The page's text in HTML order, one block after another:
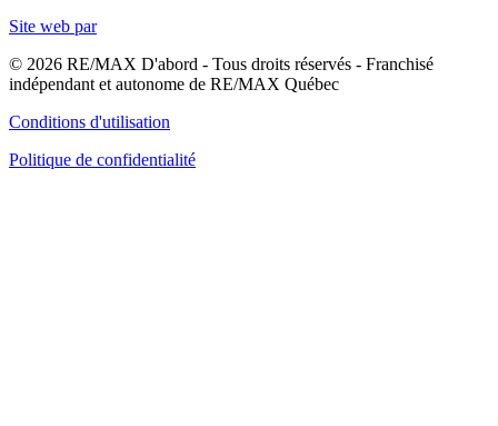
Site web par
© 2026 RE/MAX D'abord - Tous droits réservés - Franchisé
indépendant et autonome de RE/MAX Québec
Conditions d'utilisation
Politique de confidentialité